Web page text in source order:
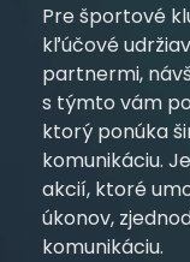
Pre športové
kľúčové
partnermi,
s týmto vám
ktorý ponúka
komunikáciu.
akcií, ktoré
úkonov,
komunikáciu.